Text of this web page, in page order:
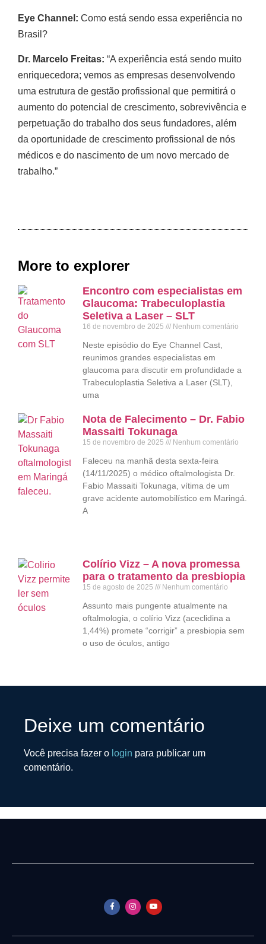
Eye Channel: Como está sendo essa experiência no
Brasil?
Dr. Marcelo Freitas: “A experiência está sendo muito
enriquecedora; vemos as empresas desenvolvendo
uma estrutura de gestão profissional que permitirá o
aumento do potencial de crescimento, sobrevivência e
perpetuação do trabalho dos seus fundadores, além
da oportunidade de crescimento profissional de nós
médicos e do nascimento de um novo mercado de
trabalho.”
More to explorer
Encontro com especialistas em
Glaucoma: Trabeculoplastia
Seletiva a Laser – SLT
16 de novembro de 2025 Nenhum comentário
Neste episódio do Eye Channel Cast,
reunimos grandes especialistas em
glaucoma para discutir em profundidade a
Trabeculoplastia Seletiva a Laser (SLT),
uma
Nota de Falecimento – Dr. Fabio
Massaiti Tokunaga
15 de novembro de 2025 Nenhum comentário
Faleceu na manhã desta sexta-feira
(14/11/2025) o médico oftalmologista Dr.
Fabio Massaiti Tokunaga, vítima de um
grave acidente automobilístico em Maringá.
A
Colírio Vizz – A nova promessa
para o tratamento da presbiopia
15 de agosto de 2025 Nenhum comentário
Assunto mais pungente atualmente na
oftalmologia, o colírio Vizz (aceclidina a
1,44%) promete “corrigir” a presbiopia sem
o uso de óculos, antigo
Deixe um comentário
Você precisa fazer o login para publicar um
comentário.